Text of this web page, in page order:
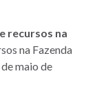
recursos na
na Fazenda
maio de